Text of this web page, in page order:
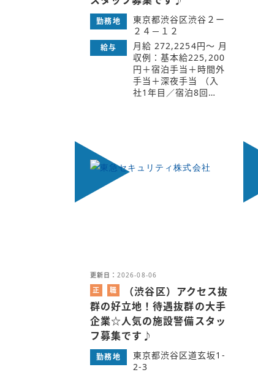
勤務地
東京都渋谷区渋谷２ー
２４－１２
給与
月給 272,2254円～ 月
収例：基本給225,200
円＋宿泊手当＋時間外
手当＋深夜手当 （入
社1年目／宿泊8回…
更新日：2026-08-06
正
社
員
職
業
紹
介
（渋谷区）アクセス抜
群の好立地！待遇抜群の大手
企業☆人気の施設警備スタッ
フ募集です♪
勤務地
東京都渋谷区道玄坂1-
2-3